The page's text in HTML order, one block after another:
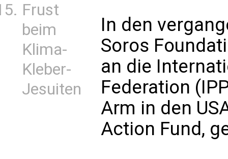
Frust
beim
Klima-
Kleber-
Jesuiten
In den
Soros
an die
Federation
Arm in den
Action Fund,